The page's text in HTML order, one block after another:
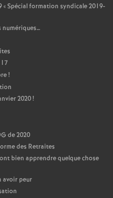
«Spécial formation syndicale 2019-
numériques…
!
2020!
de 2020
des Retraites
bien apprendre quelque chose
avoir peur